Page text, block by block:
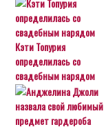
Кэти Топурия
определилась со
свадебным нарядом